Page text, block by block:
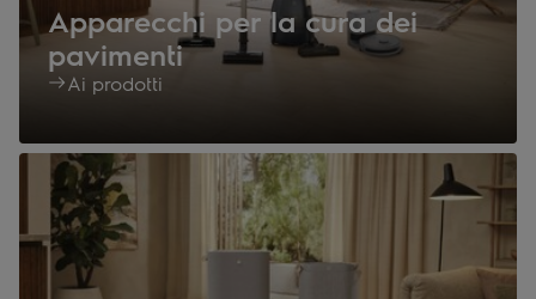
Apparecchi per la cura dei
pavimenti
Ai prodotti